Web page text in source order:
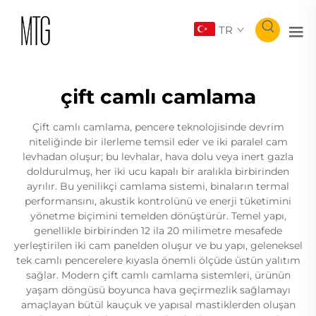
TR
çift camlı camlama
Çift camlı camlama, pencere teknolojisinde devrim
niteliğinde bir ilerleme temsil eder ve iki paralel cam
levhadan oluşur; bu levhalar, hava dolu veya inert gazla
doldurulmuş, her iki ucu kapalı bir aralıkla birbirinden
ayrılır. Bu yenilikçi camlama sistemi, binaların termal
performansını, akustik kontrolünü ve enerji tüketimini
yönetme biçimini temelden dönüştürür. Temel yapı,
genellikle birbirinden 12 ila 20 milimetre mesafede
yerleştirilen iki cam panelden oluşur ve bu yapı, geleneksel
tek camlı pencerelere kıyasla önemli ölçüde üstün yalıtım
sağlar. Modern çift camlı camlama sistemleri, ürünün
yaşam döngüsü boyunca hava geçirmezlik sağlamayı
amaçlayan bütül kauçuk ve yapısal mastiklerden oluşan